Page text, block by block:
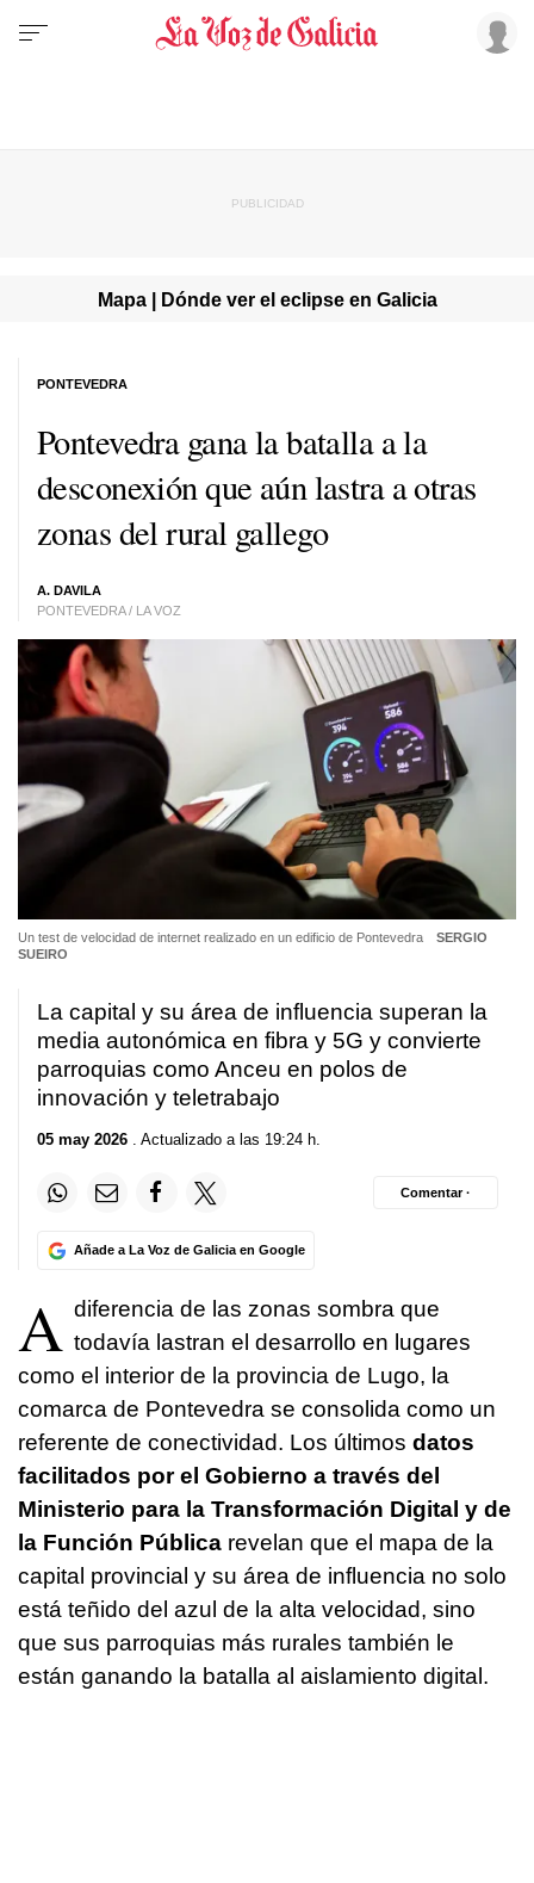
Mapa | Dónde ver el eclipse en Galicia
Pontevedra gana la batalla a la
desconexión que aún lastra a otras
zonas del rural gallego
A. DAVILA
PONTEVEDRA / LA VOZ
PONTEVEDRA
Un test de velocidad de internet realizado en un edificio de Pontevedra
SERGIO
SUEIRO
La capital y su área de influencia superan la
media autonómica en fibra y 5G y convierte
parroquias como Anceu en polos de
innovación y teletrabajo
05 may 2026 . Actualizado a las 19:24 h.
Añade a La Voz de Galicia en Google
Comentar ·
A diferencia de las zonas sombra que
todavía lastran el desarrollo en lugares
como el interior de la provincia de Lugo, la
comarca de Pontevedra se consolida como un
referente de conectividad. Los últimos datos
facilitados por el Gobierno a través del
Ministerio para la Transformación Digital y de
la Función Pública revelan que el mapa de la
capital provincial y su área de influencia no solo
está teñido del azul de la alta velocidad, sino
que sus parroquias más rurales también le
están ganando la batalla al aislamiento digital.